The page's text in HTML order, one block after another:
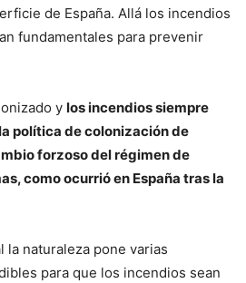
de España. Allá los incendios
fundamentales para prevenir
y los incendios siempre
política de colonización de
forzoso del régimen de
como ocurrió en España tras la
la naturaleza pone varias
para que los incendios sean